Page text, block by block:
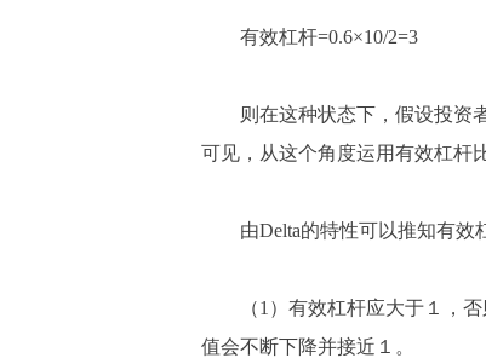
有效杠杆=0.6×10/2=3
则在这种状态下，假设投资者
可见，从这个角度运用有效杠杆
由Delta的特性可以推知有效
（1）有效杠杆应大于１，否
值会不断下降并接近１。